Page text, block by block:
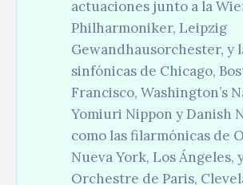
actuaciones junto a la
Philharmoniker, Leipzig
Gewandhausorchester, y
sinfónicas de Chicago,
Francisco, Washington’s
Yomiuri Nippon y Danish
como las filarmónicas de
Nueva York, Los Ángeles,
Orchestre de Paris,